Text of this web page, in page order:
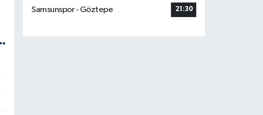
Samsunspor - Göztepe
21:30